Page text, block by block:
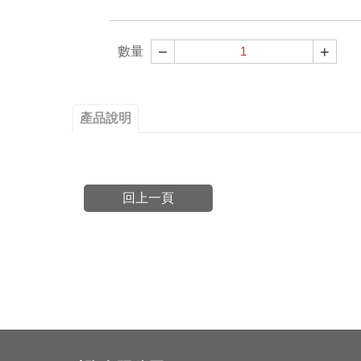
數量 − +
產品說明
回上一頁